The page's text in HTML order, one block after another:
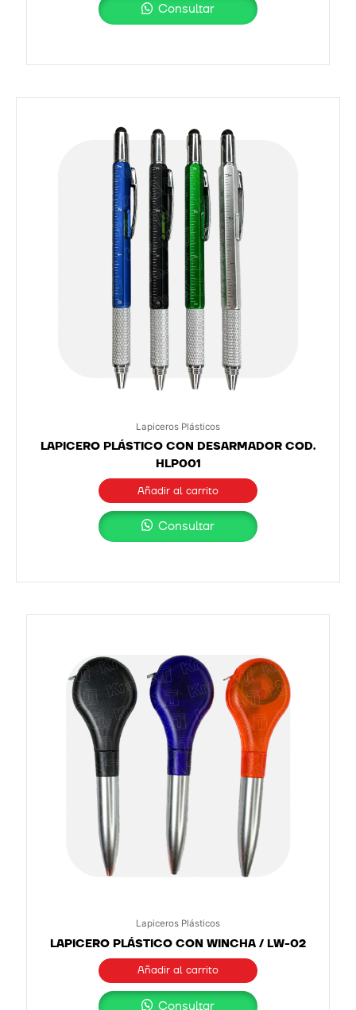
Consultar
Lapiceros Plásticos
LAPICERO PLÁSTICO CON DESARMADOR COD.
HLP001
Añadir al carrito
Consultar
Lapiceros Plásticos
LAPICERO PLÁSTICO CON WINCHA / LW-02
Añadir al carrito
Consultar